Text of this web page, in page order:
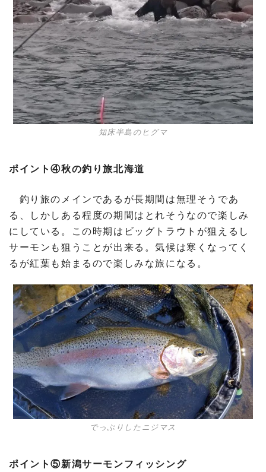
知床半島のヒグマ
ポイント④秋の釣り旅北海道
釣り旅のメインであるが長期間は無理そうであ
る、しかしある程度の期間はとれそうなので楽しみ
にしている。この時期はビッグトラウトが狙えるし
サーモンも狙うことが出来る。気候は寒くなってく
るが紅葉も始まるので楽しみな旅になる。
でっぷりしたニジマス
ポイント⑤新潟サーモンフィッシング